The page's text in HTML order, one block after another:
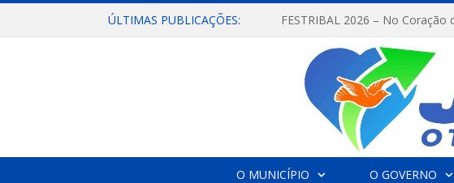
ÚLTIMAS PUBLICAÇÕES:
O MUNICÍPIO O GOVERNO